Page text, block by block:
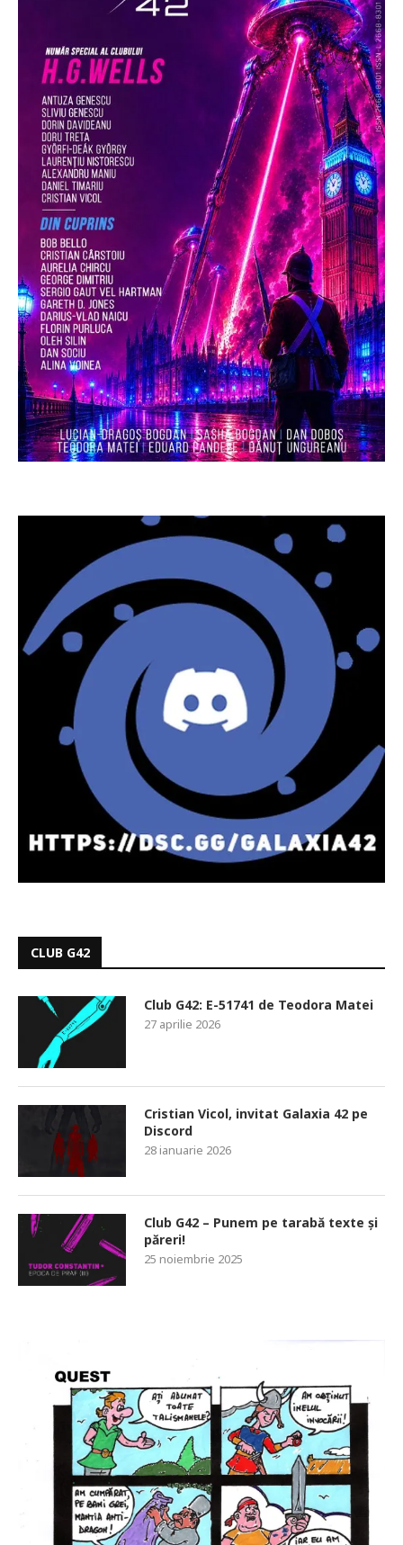
CLUB G42
Club G42: E-51741 de Teodora Matei
27 aprilie 2026
Cristian Vicol, invitat Galaxia 42 pe
Discord
28 ianuarie 2026
Club G42 – Punem pe tarabă texte și
păreri!
25 noiembrie 2025